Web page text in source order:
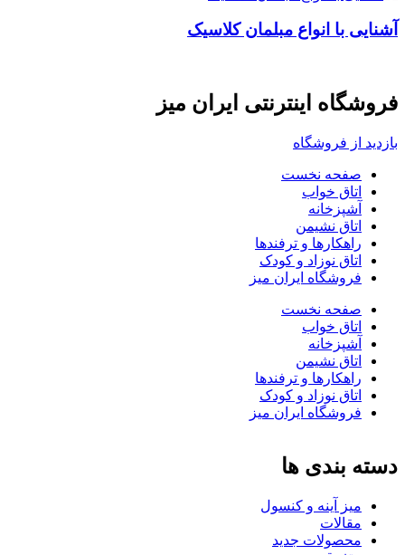
آشنایی با انواع مبلمان کلاسیک
فروشگاه اینترنتی ایران میز
بازدید از فروشگاه
صفحه نخست
اتاق خواب
آشپزخانه
اتاق نشیمن
راهکارها و ترفندها
اتاق نوزاد و کودک
فروشگاه ایران میز
صفحه نخست
اتاق خواب
آشپزخانه
اتاق نشیمن
راهکارها و ترفندها
اتاق نوزاد و کودک
فروشگاه ایران میز
دسته بندی ها
میز آینه و کنسول
مقالات
محصولات جدید